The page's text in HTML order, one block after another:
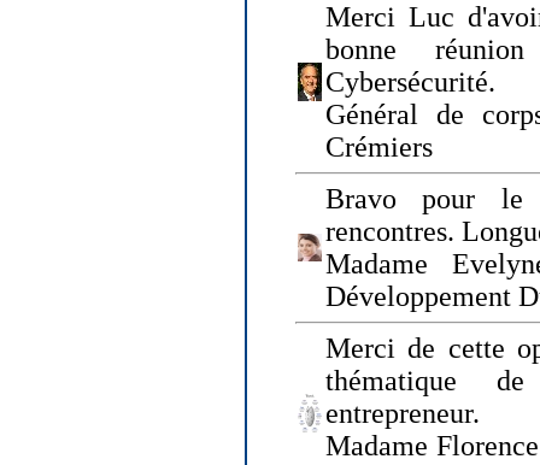
Merci Luc
bonne
Cybersécurité.
Général de
Crémiers
Bravo pour le
rencontres.
Madame
Développement
Merci de cette
thématique
entrepreneur.
Madame